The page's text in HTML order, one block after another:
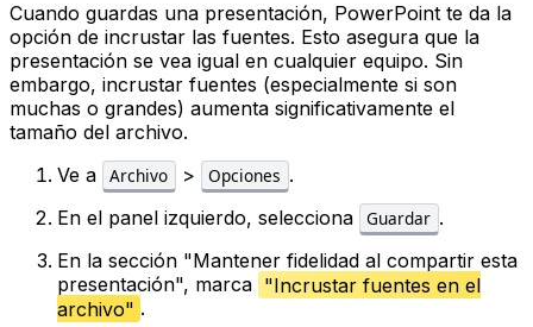
Cuando guardas una presentación, PowerPoint te da la
opción de incrustar las fuentes. Esto asegura que la
presentación se vea igual en cualquier equipo. Sin
embargo, incrustar fuentes (especialmente si son
muchas o grandes) aumenta significativamente el
tamaño del archivo.
Ve a
Archivo > Opciones .
En el panel izquierdo, selecciona
Guardar .
En la sección "Mantener fidelidad al compartir esta
presentación", marca "Incrustar fuentes en el
archivo" .